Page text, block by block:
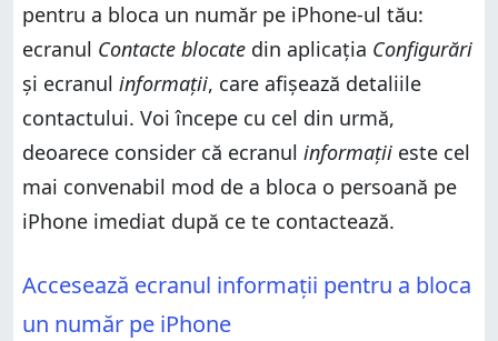
Cum blochezi numere pe iPhone din aplicația
Configurări
Cum vezi numerele blocate pe iPhone-ul tău
Cum blochezi pe cineva pe un iPhone din aplicația
Configurări
Cum blochezi necunoscuții care te sună pe iPhone
Cum blochezi mesaje text pe un iPhone
De ce ai vrut să știi cum blochezi apeluri pe iPhone?
pentru a bloca un număr pe iPhone-ul tău:
ecranul Contacte blocate din aplicația Configurări
și ecranul informații, care afișează detaliile
contactului. Voi începe cu cel din urmă,
deoarece consider că ecranul informații este cel
mai convenabil mod de a bloca o persoană pe
iPhone imediat după ce te contactează.
Accesează ecranul informații pentru a bloca
un număr pe iPhone